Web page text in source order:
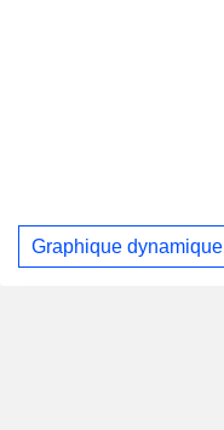
Graphique dynamique